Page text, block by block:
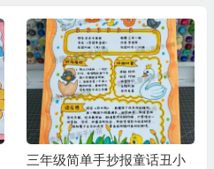
三年级简单手抄报童话丑小